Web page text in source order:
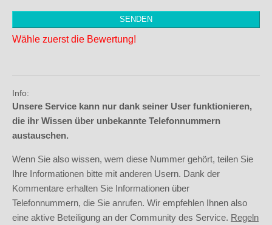
Wähle zuerst die Bewertung!
Info:
Unsere Service kann nur dank seiner User funktionieren,
die ihr Wissen über unbekannte Telefonnummern
austauschen.
Wenn Sie also wissen, wem diese Nummer gehört, teilen Sie
Ihre Informationen bitte mit anderen Usern. Dank der
Kommentare erhalten Sie Informationen über
Telefonnummern, die Sie anrufen. Wir empfehlen Ihnen also
eine aktive Beteiligung an der Community des Service. Regeln